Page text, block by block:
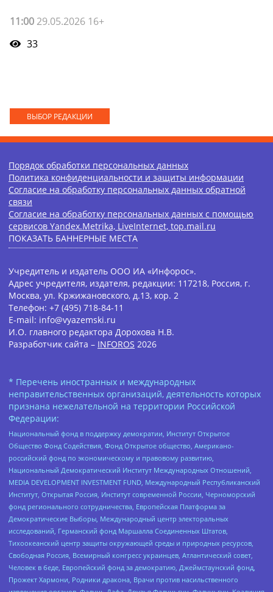
11:00 29.05.2026 16+
33
ВЫБОР РЕДАКЦИИ
Порядок обработки персональных данных
Политика конфиденциальности и защиты информации
Согласие на обработку персональных данных обратной
связи
Согласие на обработку персональных данных с помощью
сервисов Yandex.Metrika, LiveInternet, top.mail.ru
ПОКАЗАТЬ БАННЕРНЫЕ МЕСТА
Учредитель и издатель ООО ИА «Инфорос».
Адрес учредителя, издателя, редакции: 117218, Россия, г.
Москва, ул. Кржижановского, д.13, кор. 2
Телефон: +7 (495) 718-84-11
E-mail: info@vyazemski.ru
И.О. главного редактора Дорохова Н.В.
Разработчик сайта – INFOROS 2026
* Перечень иностранных и международных
неправительственных организаций, деятельность которых
признана нежелательной на территории Российской
Федерации:
Национальный фонд в поддержку демократии, Институт Открытое
Общество Фонд Содействия, Фонд Открытое общество, Американо-
российский фонд по экономическому и правовому развитию,
Национальный Демократический Институт Международных Отношений,
MEDIA DEVELOPMENT INVESTMENT FUND, Международный Республиканский
Институт, Открытая Россия, Институт современной России, Черноморский
фонд регионального сотрудничества, Европейская Платформа за
Демократические Выборы, Международный центр электоральных
исследований, Германский фонд Маршалла Соединенных Штатов,
Тихоокеанский центр защиты окружающей среды и природных ресурсов,
Свободная Россия, Всемирный конгресс украинцев, Атлантический совет,
Человек в беде, Европейский фонд за демократию, Джеймстаунский фонд,
Прожект Хармони, Родники дракона, Врачи против насильственного